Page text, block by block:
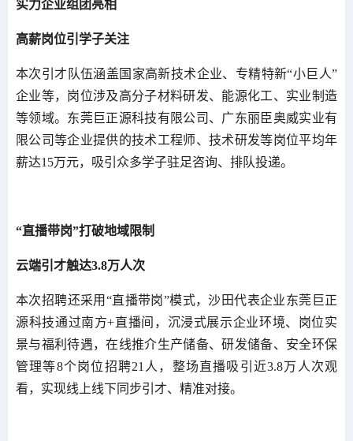
实力企业组团亮相
高薪岗位引学子关注
本次引才队伍涵盖国家高新技术企业、专精特新“小巨人”
企业等，岗位涉及高分子材料研发、能源化工、实业制造
等领域。东莞巨正源科技有限公司、广东丽臣奥威实业有
限公司等企业提供的技术工程师、技术研发等岗位平均年
薪达15万元，吸引众多学子驻足咨询、排队投递。
“直播带岗”打破地域限制
云端引才触达3.8万人次
本次招聘还采用“直播带岗”模式，沙田代表企业东莞巨正
源科技通过南方+直播间，沉浸式展示企业环境、岗位实
景与福利待遇，在线推介生产储备、研发储备、安全环保
管理等8个岗位招聘21人，整场直播吸引近3.8万人次观
看，实现线上线下同步引才、精准对接。